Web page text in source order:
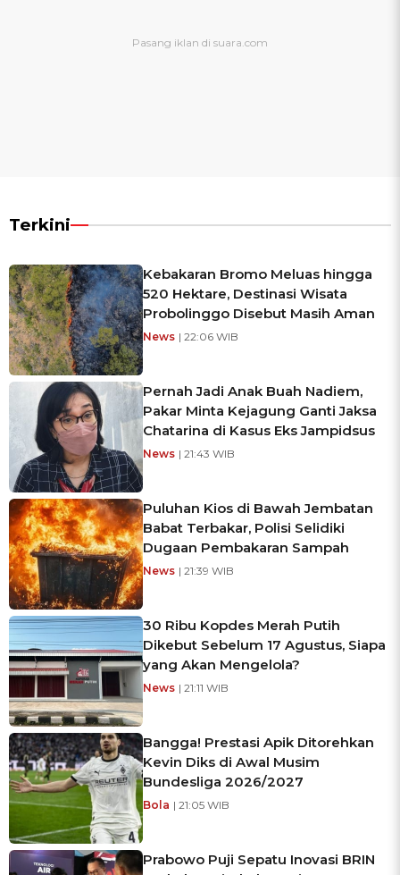
Terkini
Kebakaran Bromo Meluas hingga
520 Hektare, Destinasi Wisata
Probolinggo Disebut Masih Aman
News | 22:06 WIB
Pernah Jadi Anak Buah Nadiem,
Pakar Minta Kejagung Ganti Jaksa
Chatarina di Kasus Eks Jampidsus
News | 21:43 WIB
Puluhan Kios di Bawah Jembatan
Babat Terbakar, Polisi Selidiki
Dugaan Pembakaran Sampah
News | 21:39 WIB
30 Ribu Kopdes Merah Putih
Dikebut Sebelum 17 Agustus, Siapa
yang Akan Mengelola?
News | 21:11 WIB
Bangga! Prestasi Apik Ditorehkan
Kevin Diks di Awal Musim
Bundesliga 2026/2027
Bola | 21:05 WIB
Prabowo Puji Sepatu Inovasi BRIN